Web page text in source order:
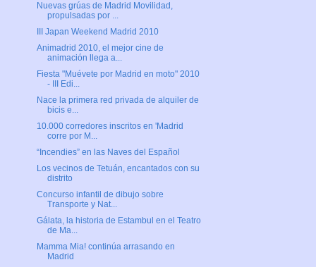
Nuevas grúas de Madrid Movilidad,
propulsadas por ...
III Japan Weekend Madrid 2010
Animadrid 2010, el mejor cine de
animación llega a...
Fiesta "Muévete por Madrid en moto" 2010
- III Edi...
Nace la primera red privada de alquiler de
bicis e...
10.000 corredores inscritos en 'Madrid
corre por M...
“Incendies” en las Naves del Español
Los vecinos de Tetuán, encantados con su
distrito
Concurso infantil de dibujo sobre
Transporte y Nat...
Gálata, la historia de Estambul en el Teatro
de Ma...
Mamma Mia! continúa arrasando en
Madrid